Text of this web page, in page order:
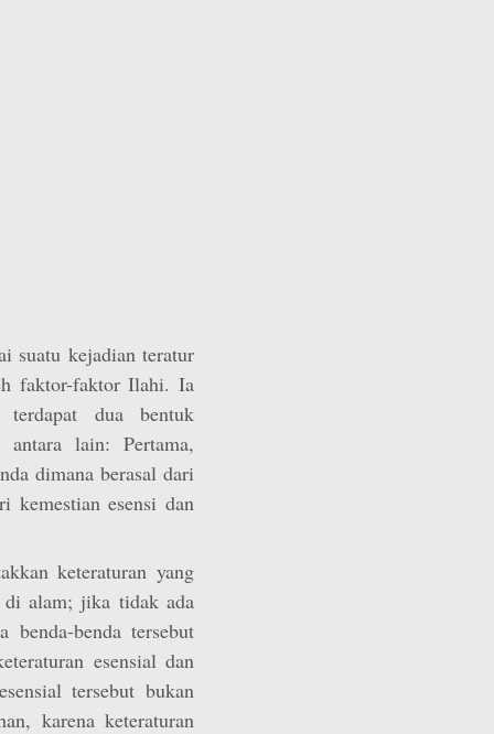
suatu kejadian teratur
faktor-faktor Ilahi. Ia
dua bentuk
lain: Pertama,
dimana berasal dari
kemestian esensi dan
keteraturan yang
di alam; jika tidak ada
benda-benda tersebut
esensial dan
tersebut bukan
karena keteraturan